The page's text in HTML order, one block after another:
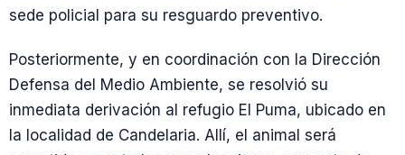
sede policial para su resguardo preventivo.
Posteriormente, y en coordinación con la Dirección
Defensa del Medio Ambiente, se resolvió su
inmediata derivación al refugio El Puma, ubicado en
la localidad de Candelaria. Allí, el animal será